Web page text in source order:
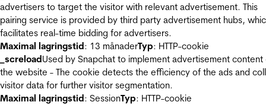
advertisers to target the visitor with relevant advertisement. This
pairing service is provided by third party advertisement hubs,
facilitates real-time bidding for advertisers.
Maximal lagringstid: 13 månaderTyp: HTTP-cookie
_screloadUsed by Snapchat to implement advertisement content
the website - The cookie detects the efficiency of the ads and
visitor data for further visitor segmentation.
Maximal lagringstid: SessionTyp: HTTP-cookie